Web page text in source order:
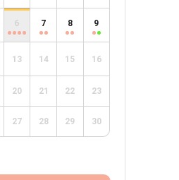
6 7 8 9
13 14 15 16
20 21 22 23
27 28 29 30